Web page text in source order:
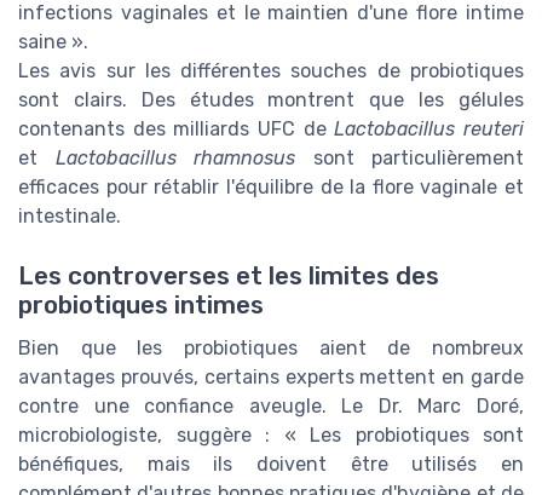
infections vaginales et le maintien d'une flore intime
saine ».
Les avis sur les différentes souches de probiotiques
sont clairs. Des études montrent que les gélules
contenants des milliards UFC deLactobacillus reuteri
et Lactobacillus rhamnosus sont particulièrement
efficaces pour rétablir l'équilibre de la flore vaginale et
intestinale.
Les controverses et les limites des
probiotiques intimes
Bien que les probiotiques aient de nombreux
avantages prouvés, certains experts mettent en garde
contre une confiance aveugle. Le Dr. Marc Doré,
microbiologiste, suggère : « Les probiotiques sont
bénéfiques, mais ils doivent être utilisés en